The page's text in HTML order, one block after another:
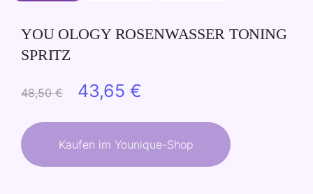
YOU OLOGY ROSENWASSER TONING
SPRITZ
48,50€
Ursprünglicher
war:
43,65 €
ist:
Kaufen im Younique-Shop